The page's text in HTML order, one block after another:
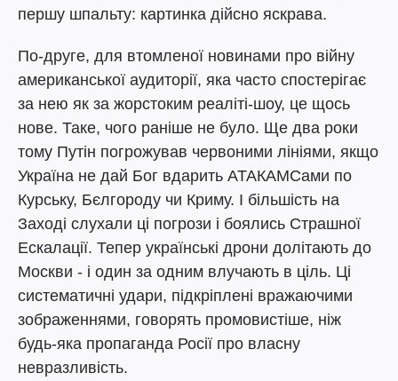
першу шпальту: картинка дійсно яскрава.
По-друге, для втомленої новинами про війну
американської аудиторії, яка часто спостерігає
за нею як за жорстоким реаліті-шоу, це щось
нове. Таке, чого раніше не було. Ще два роки
тому Путін погрожував червоними лініями, якщо
Україна не дай Бог вдарить АТАКАМСами по
Курську, Бєлгороду чи Криму. І більшість на
Заході слухали ці погрози і боялись Страшної
Ескалації. Тепер українські дрони долітають до
Москви - і один за одним влучають в ціль. Ці
систематичні удари, підкріплені вражаючими
зображеннями, говорять промовистіше, ніж
будь-яка пропаганда Росії про власну
невразливість.